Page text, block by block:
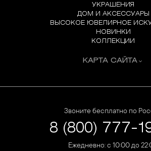
УКРАШЕНИЯ
ДОМ И АКСЕССУАРЫ
ВЫСОКОЕ ЮВЕЛИРНОЕ
НОВИНКИ
КОЛЛЕКЦИИ
КАРТА САЙТА
Звоните бесплатно по
8 (800) 777-
Ежедневно: с 10:00 до